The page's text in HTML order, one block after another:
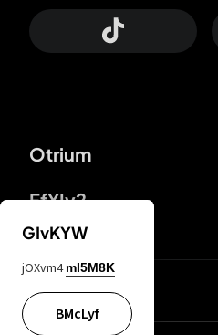
Otrium
FfYIy2
ZbBJcb
GIvKYW
jOXvm4 mI5M8K
BMcLyf